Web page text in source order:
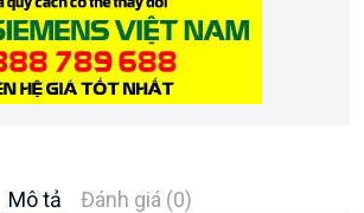
Mô tả Đánh giá (0)